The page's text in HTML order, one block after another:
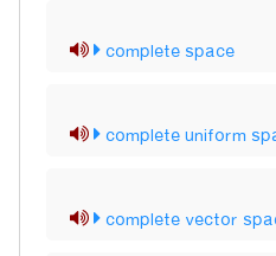
complete space
complete uniform
complete vector